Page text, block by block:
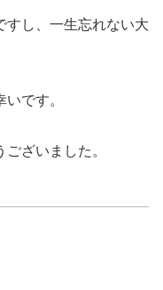
すし、一生忘れない大
です。
ざいました。